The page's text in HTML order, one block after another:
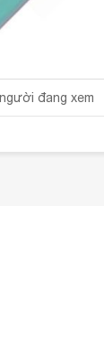
người đang xem